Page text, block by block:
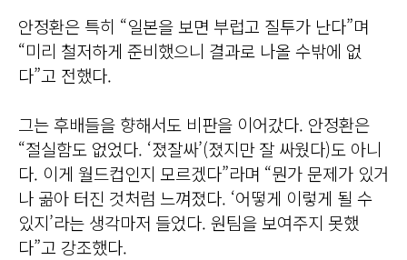
안정환은 특히 “일본을 보면 부럽고 질투가 난다”며
“미리 철저하게 준비했으니 결과로 나올 수밖에 없
다”고 전했다.
그는 후배들을 향해서도 비판을 이어갔다. 안정환은
“절실함도 없었다. ‘졌잘싸’(졌지만 잘 싸웠다)도 아니
다. 이게 월드컵인지 모르겠다”라며 “뭔가 문제가 있거
나 곪아 터진 것처럼 느껴졌다. ‘어떻게 이렇게 될 수
있지’라는 생각마저 들었다. 원팀을 보여주지 못했
다”고 강조했다.